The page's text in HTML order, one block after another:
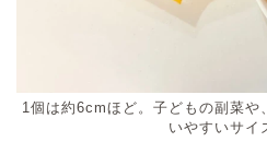
1個は約6cmほど。子どもの副菜や
いやすいサイ